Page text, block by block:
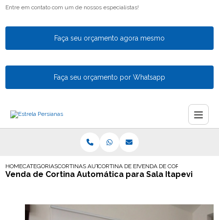
Entre em contato com um de nossos especialistas!
Faça seu orçamento agora mesmo
Faça seu orçamento por Whatsapp
HOMECATEGORIASCORTINAS AUTOMATICASCORTINA DE ENROLAR AUTOMATICA
VENDA DE CORTINA
Venda de Cortina Automática para Sala Itapevi